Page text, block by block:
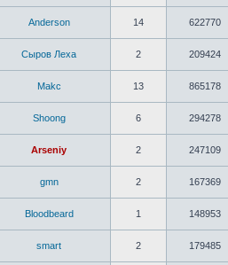
Anderson 14 622770
Сыров Леха 2 209424
Makc 13 865178
Shoong 6 294278
Arseniy 2 247109
gmn 2 167369
Bloodbeard 1 148953
smart 2 179485